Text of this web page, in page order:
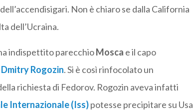
Non è chiaro se dalla California
dell’Ucraina.
indispettito parecchioMosca e il capo
Dmitry Rogozin. Si è così rinfocolato un
richiesta di Fedorov. Rogozin aveva infatti
Internazionale (Iss) potesse precipitare su Usa